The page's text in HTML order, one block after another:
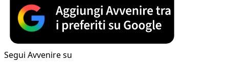
Segui Avvenire su